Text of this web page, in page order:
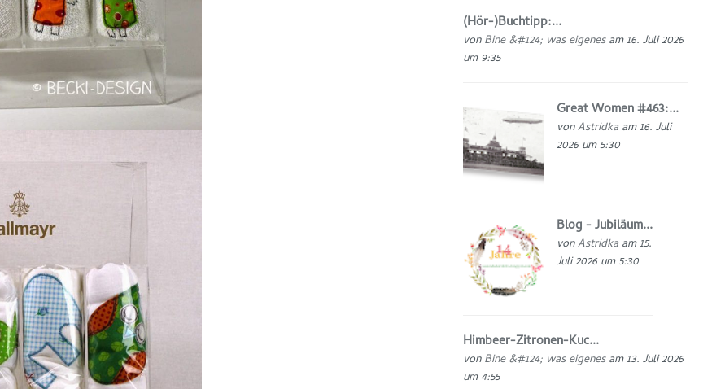
(Hör-)Buchtipp:...
vonBine &#124; was eigenesam 16. Juli 2026
um 9:35
Great Women #463:...
vonAstridka am 16. Juli
2026 um 5:30
Blog - Jubiläum...
vonAstridka am 15.
Juli 2026 um 5:30
Himbeer-Zitronen-Kuc...
vonBine &#124; was eigenesam 13. Juli 2026
um 4:55